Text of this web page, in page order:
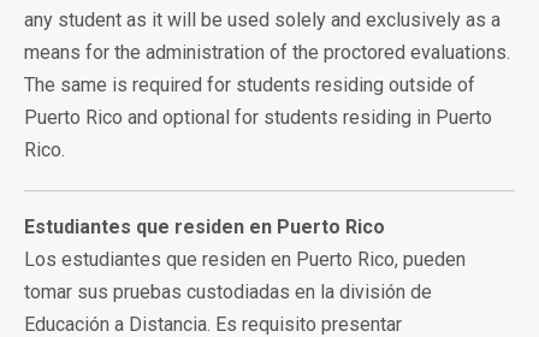
any student as it will be used solely and exclusively as a
means for the administration of the proctored evaluations.
The same is required for students residing outside of
Puerto Rico and optional for students residing in Puerto
Rico.
Estudiantes que residen en Puerto Rico
Los estudiantes que residen en Puerto Rico, pueden
tomar sus pruebas custodiadas en la división de
Educación a Distancia. Es requisito presentar